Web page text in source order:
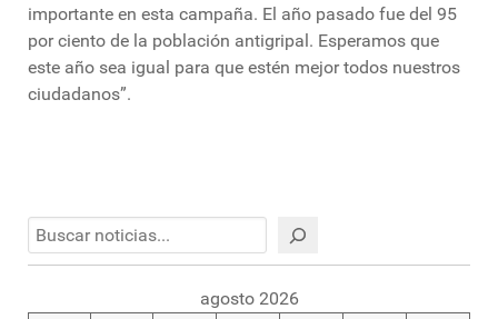
importante en esta campaña. El año pasado fue del 95
por ciento de la población antigripal. Esperamos que
este año sea igual para que estén mejor todos nuestros
ciudadanos”.
Buscar
agosto 2026